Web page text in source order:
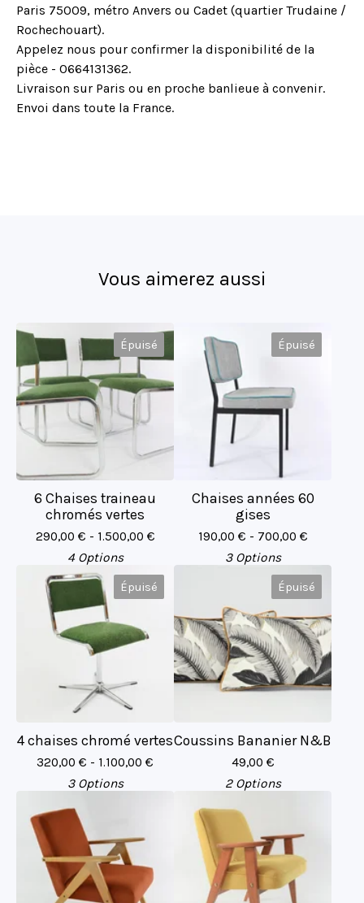
Paris 75009, métro Anvers ou Cadet (quartier Trudaine /
Rochechouart).
Appelez nous pour confirmer la disponibilité de la
pièce - 0664131362.
Livraison sur Paris ou en proche banlieue à convenir.
Envoi dans toute la France.
Vous aimerez aussi
Épuisé
6 Chaises traineau
chromés vertes
290,00 € - 1.500,00 €
4 Options
Épuisé
Chaises années 60
gises
190,00 € - 700,00 €
3 Options
Épuisé
4 chaises chromé vertes
320,00 € - 1.100,00 €
3 Options
Épuisé
Coussins Bananier N&B
49,00 €
2 Options